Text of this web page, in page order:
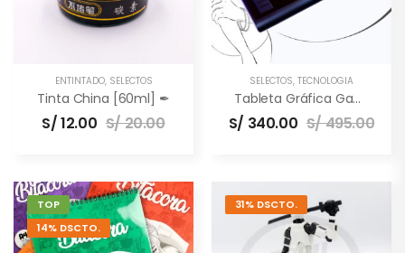
ENTINTADO, SELECTOS
Tinta China [60ml] ✒
S/12.00 S/20.00
SELECTOS, TECNOLOGÍA
Tableta Gráfica Gaomon M10K PRO [10×6.5″] –
S/ 340.00 S/495.00
TOP
14% DSCTO.
31% DSCTO.